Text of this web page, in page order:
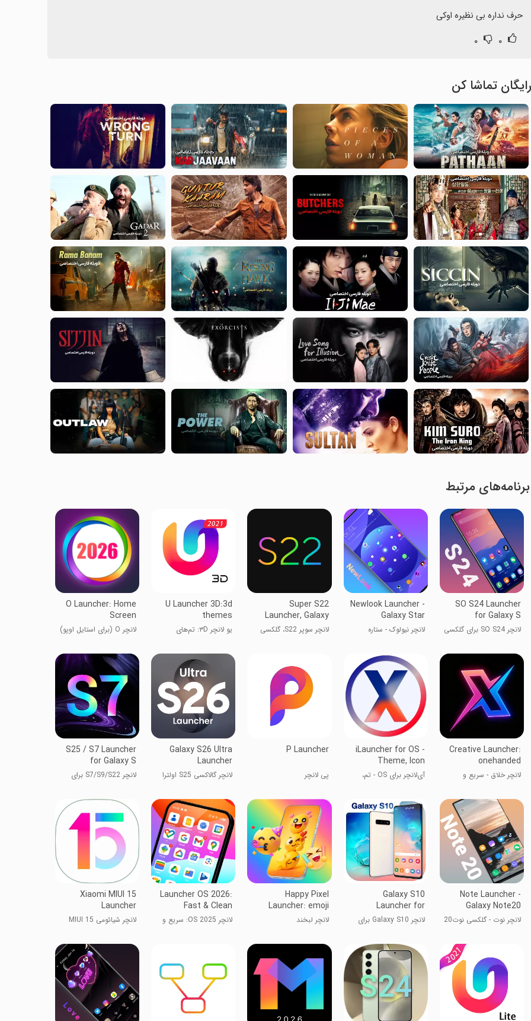
حرف نداره بی نظیره اوکی
۰ ۰
رایگان تماشا کن
برنامه‌های مرتبط
SO S24 Launcher
for Galaxy S
لانچر SO S24 برای گلکسی
Newlook Launcher -
Galaxy Star
لانچر نیولوک - ستاره
Super S22
Launcher, Galaxy
S22
لانچر سوپر S22، گلکسی
U Launcher 3D:3d
themes
یو لانچر ۳D: تم‌های
O Launcher: Home
Screen
لانچر O (برای استایل اوپو)
Creative Launcher:
onehanded
لانچر خلاق - سریع و
iLauncher for OS -
Theme, Icon
آی‌لانچر برای OS - تم،
P Launcher
پی لانچر
Galaxy S26 Ultra
Launcher
لانچر گالاکسی S25 اولترا
S25 / S7 Launcher
for Galaxy S
لانچر S7/S9/S22 برای
Note Launcher -
Galaxy Note20
لانچر نوت - گلکسی نوت20
Galaxy S10
Launcher for
Samsung
لانچر Galaxy S10 برای
Happy Pixel
Launcher: emoji
لانچر لبخند
Launcher OS 2026:
Fast & Clean
لانچر OS 2025: سریع و
Xiaomi MIUI 15
Launcher
لانچر شیائومی MIUI 15